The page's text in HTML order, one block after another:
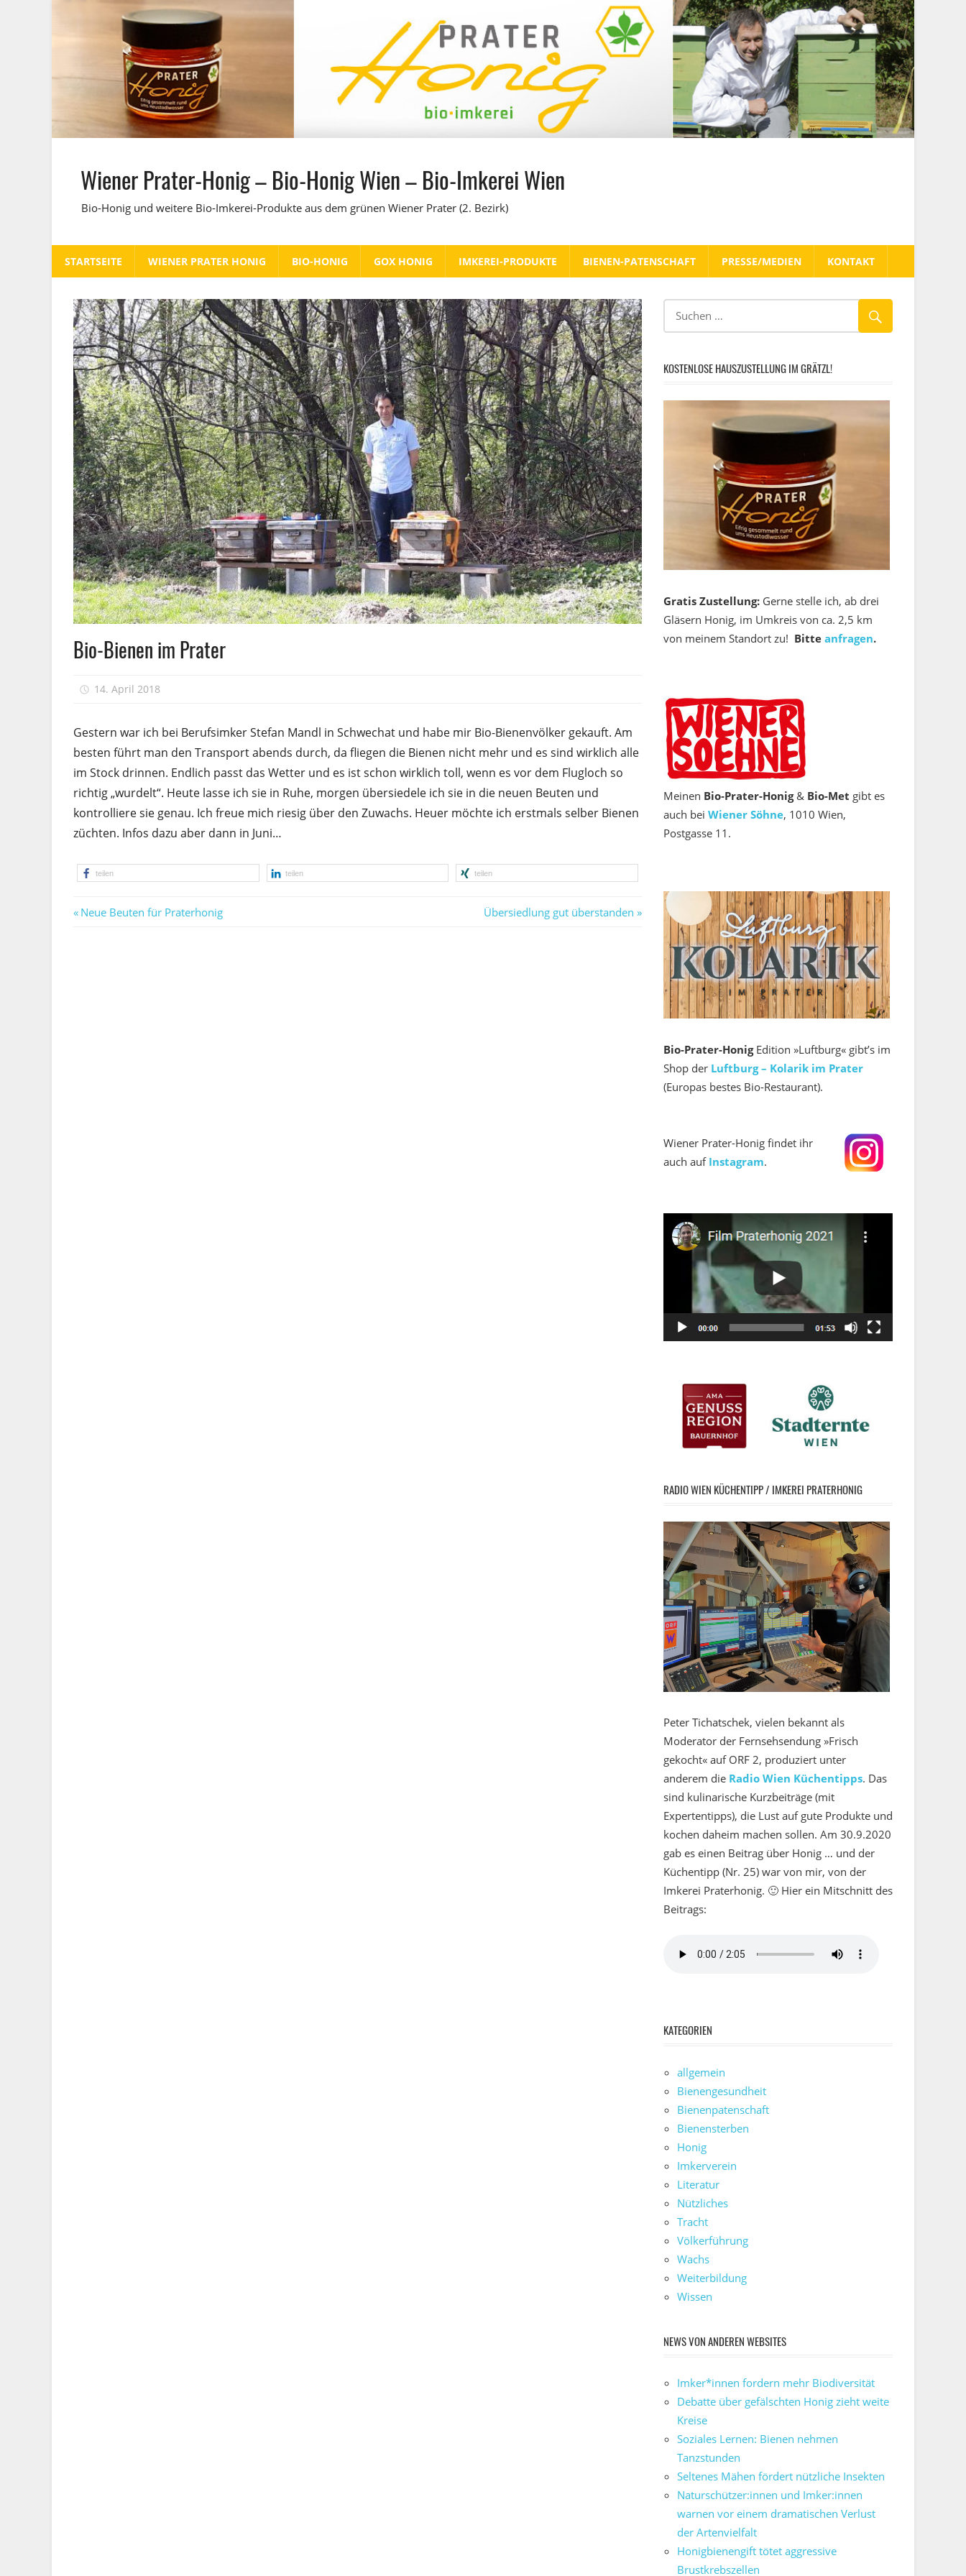
Wiener Prater-Honig – Bio-Honig Wien – Bio-Imkerei Wien
Bio-Honig und weitere Bio-Imkerei-Produkte aus dem grünen Wiener Prater (2. Bezirk)
STARTSEITE WIENER PRATER HONIG BIO-HONIG GOX HONIG IMKEREI-PRODUKTE BIENEN-PATENSCHAFT PRESSE/MEDIEN KONTAKT
Völkerführung
Bio-Bienen im Prater
14. April 2018
Gestern war ich bei Berufsimker Stefan Mandl in Schwechat und habe mir Bio-Bienenvölker gekauft. Am
besten führt man den Transport abends durch, da fliegen die Bienen nicht mehr und es sind wirklich alle
im Stock drinnen. Endlich passt das Wetter und es ist schon wirklich toll, wenn es vor dem Flugloch so
richtig „wurdelt“. Heute lasse ich sie in Ruhe, morgen übersiedele ich sie in die neuen Beuten und
kontrolliere sie genau. Ich freue mich riesig über den Zuwachs. Heuer möchte ich erstmals selber Bienen
züchten. Infos dazu aber dann in Juni…
teilen teilen teilen
Beitragsnavigation
Vorheriger
Neue Beuten für Praterhonig
Nächster
Übersiedlung gut überstanden
KOSTENLOSE HAUSZUSTELLUNG IM GRÄTZL!
Gratis Zustellung:Gerne stelle ich, ab drei
Gläsern Honig, im Umkreis von ca. 2,5 km
von meinem Standort zu! Bitte anfragen.
Meinen Bio‑Prater-Honig& Bio-Met gibt es
auch bei Wiener Söhne, 1010 Wien,
Postgasse 11.
Bio-Prater-HonigEdition »Luftburg« gibt’s im
Shop der Luftburg – Kolarik im Prater
(Europas bestes Bio-Restaurant).
Wiener Prater-Honig findet ihr
auch auf Instagram.
RADIO WIEN KÜCHENTIPP / IMKEREI PRATERHONIG
Peter Tichatschek, vielen bekannt als
Moderator der Fernsehsendung »Frisch
gekocht« auf ORF 2, produziert unter
anderem die Radio Wien Küchentipps. Das
sind kulinarische Kurzbeiträge (mit
Expertentipps), die Lust auf gute Produkte und
kochen daheim machen sollen. Am 30.9.2020
gab es einen Beitrag über Honig … und der
Küchentipp (Nr. 25) war von mir, von der
Imkerei Praterhonig. 🙂 Hier ein Mitschnitt des
Beitrags:
KATEGORIEN
allgemein
Bienengesundheit
Bienenpatenschaft
Bienensterben
Honig
Imkerverein
Literatur
Nützliches
Tracht
Völkerführung
Wachs
Weiterbildung
Wissen
NEWS VON ANDEREN WEBSITES
Imker*innen fordern mehr Biodiversität
Debatte über gefälschten Honig zieht weite
Kreise
Soziales Lernen: Bienen nehmen
Tanzstunden
Seltenes Mähen fördert nützliche Insekten
Naturschützer:innen und Imker:innen
warnen vor einem dramatischen Verlust
der Artenvielfalt
Honigbienengift tötet aggressive
Brustkrebszellen